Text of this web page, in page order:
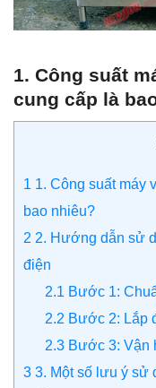
1. Công suất
cung cấp là
1 1. Công suất máy
bao nhiêu?
2 2. Hướng dẫn sử
điện
2.1 Bước 1:
2.2 Bước 2: Lắp
2.3 Bước 3: Vận
3 3. Một số lưu ý sử